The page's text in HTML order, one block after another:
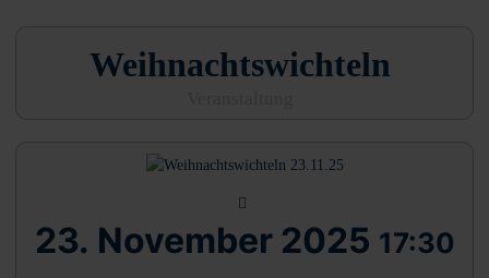
Weihnachtswichteln
23. November 2025 17:30